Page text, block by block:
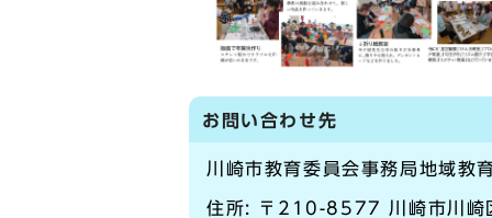
お問い合わせ先
川崎市教育委員会事務局地域教
住所: 〒210-8577 川崎市川崎